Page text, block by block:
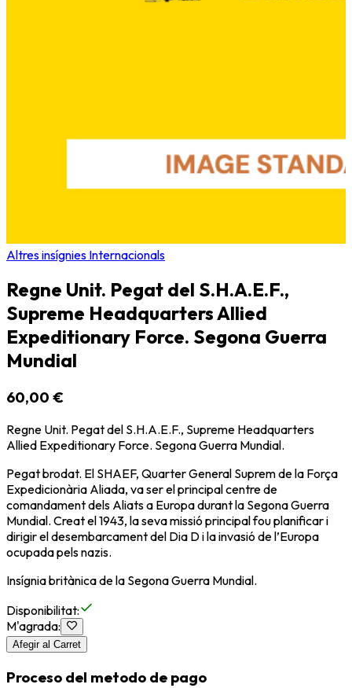
Altres insígnies Internacionals
Regne Unit. Pegat del S.H.A.E.F.,
Supreme Headquarters Allied
Expeditionary Force. Segona Guerra
Mundial
60,00 €
Regne Unit. Pegat del S.H.A.E.F., Supreme Headquarters
Allied Expeditionary Force. Segona Guerra Mundial.
Pegat brodat. El SHAEF, Quarter General Suprem de la Força
Expedicionària Aliada, va ser el principal centre de
comandament dels Aliats a Europa durant la Segona Guerra
Mundial. Creat el 1943, la seva missió principal fou planificar i
dirigir el desembarcament del Dia D i la invasió de l’Europa
ocupada pels nazis.
Insígnia britànica de la Segona Guerra Mundial.
Disponibilitat:
M'agrada:
Afegir al Carret
Proceso del metodo de pago